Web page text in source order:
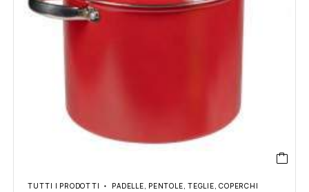
TUTTI I PRODOTTI PADELLE, PENTOLE, TEGLIE, COPERCHI